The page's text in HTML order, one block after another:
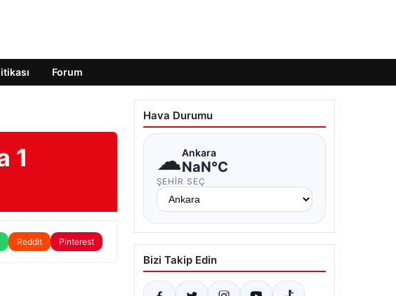
Forum
1
Reddit Pinterest
Hava Durumu
☁Ankara
NaN°C
ŞEHIR SEÇ
Bizi Takip Edin